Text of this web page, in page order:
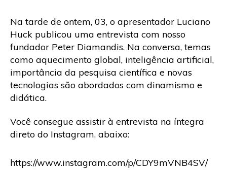
Na tarde de ontem, 03, o apresentador Luciano
Huck publicou uma entrevista com nosso
fundador Peter Diamandis. Na conversa, temas
como aquecimento global, inteligência artificial,
importância da pesquisa científica e novas
tecnologias são abordados com dinamismo e
didática.
Você consegue assistir à entrevista na íntegra
direto do Instagram, abaixo:
https://www.instagram.com/p/CDY9mVNB4SV/